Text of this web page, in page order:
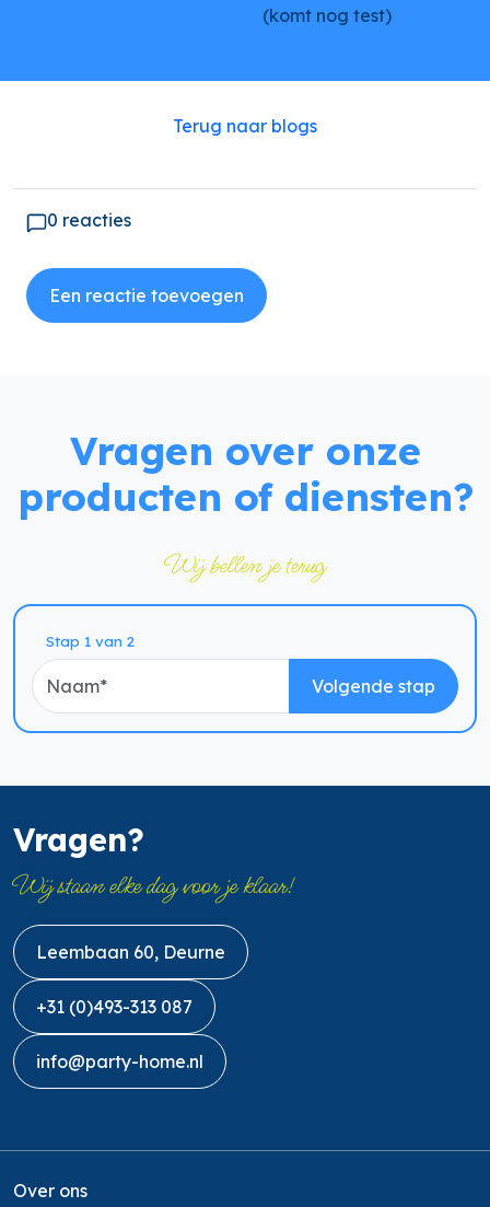
(komt nog test)
Terug naar blogs
0 reacties
Een reactie toevoegen
Vragen over onze
producten of diensten?
Wij bellen je terug
Stap 1 van 2
Naam
Volgende stap
Vragen?
Wij staan elke dag voor je klaar!
Leembaan 60, Deurne
+31 (0)493-313 087
info@party-home.nl
Over ons